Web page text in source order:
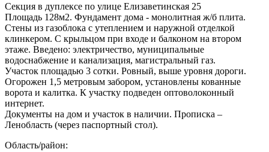
Секция в дуплексе по улице Елизаветинская 25
Площадь 128м2. Фундамент дома - монолитная ж/б плита.
Стены из газоблока с утеплением и наружной отделкой
клинкером. С крыльцом при входе и балконом на втором
этаже. Введено: электричество, муниципальные
водоснабжение и канализация, магистральный газ.
Участок площадью 3 сотки. Ровный, выше уровня дороги.
Огорожен 1,5 метровым забором, установлены кованные
ворота и калитка. К участку подведен оптоволоконный
интернет.
Документы на дом и участок в наличии. Прописка –
Ленобласть (через паспортный стол).
Область/район: